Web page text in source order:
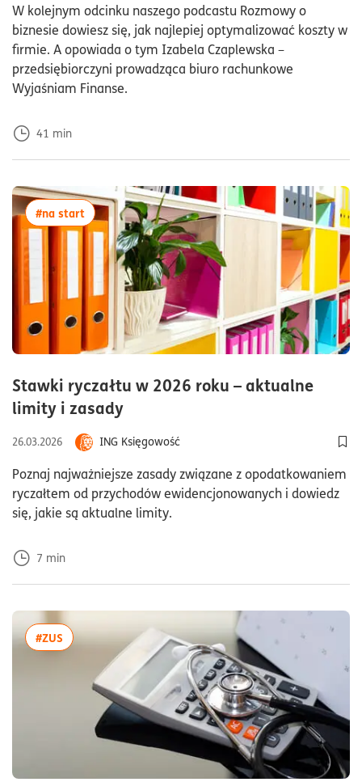
W kolejnym odcinku naszego podcastu Rozmowy o
biznesie dowiesz się, jak najlepiej optymalizować koszty w
firmie. A opowiada o tym Izabela Czaplewska –
przedsiębiorczyni prowadząca biuro rachunkowe
Wyjaśniam Finanse.
41 min
Stawki ryczałtu w 2026 roku – aktualne
limity i zasadyczas czytania7minuty
26.03.2026
ING Księgowość
Poznaj najważniejsze zasady związane z opodatkowaniem
ryczałtem od przychodów ewidencjonowanych i dowiedz
się, jakie są aktualne limity.
7 min
#na start więcej artykułów z tagiem:#na start
#ZUS więcej artykułów z tagiem:#ZUS